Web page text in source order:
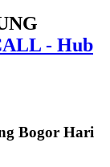
- Hub
Bogor Hari